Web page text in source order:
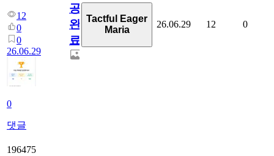
12
0
0
26.06.29
0
댓글
공
완
료
Tactful Eager
Maria
26.06.29 12 0
196475